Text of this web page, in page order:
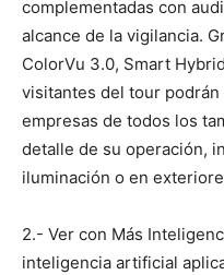
complementadas con
alcance de la vigilancia.
ColorVu 3.0, Smart
visitantes del tour
empresas de todos los
detalle de su operación,
iluminación o en
2.- Ver con Más
inteligencia artificial